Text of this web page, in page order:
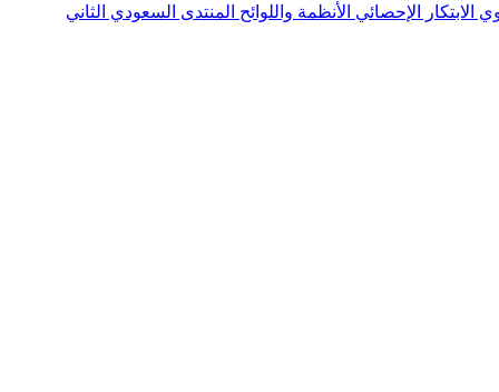
الابتكار الإحصائي الأنظمة واللوائح المنتدى السعودي الثاني